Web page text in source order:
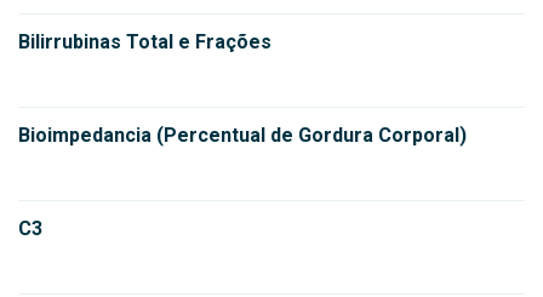
Bilirrubinas Total e Frações
Bioimpedancia (Percentual de Gordura Corporal)
C3